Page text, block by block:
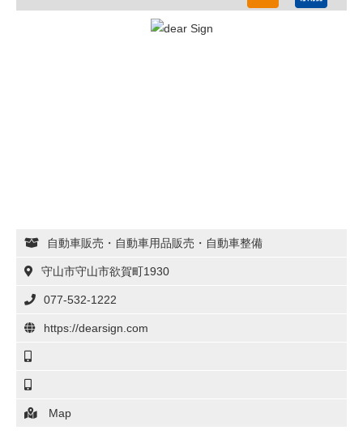
自動車販売・自動車用品販売・自動車整備
守山市守山市欲賀町1930
077-532-1222
https://dearsign.com
Map